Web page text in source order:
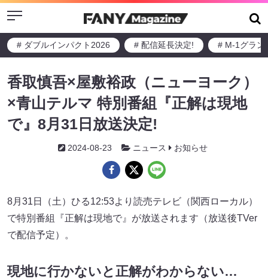
Menu
# ダブルインパクト2026 # 配信延長決定! # M-1グラン
香取慎吾×屋敷裕政（ニューヨーク）
×青山テルマ 特別番組『正解は現地
で』8月31日放送決定!
2024-08-23 ニュース お知らせ
8月31日（土）ひる12:53より読売テレビ（関西ローカル）
で特別番組『正解は現地で』が放送されます（放送後TVer
で配信予定）。
現地に行かないと正解がわからない…